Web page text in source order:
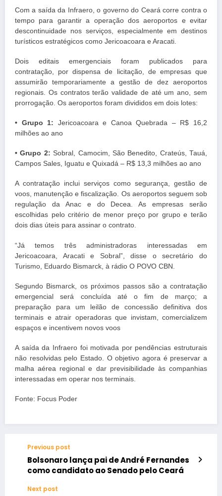
Com a saída da Infraero, o governo do Ceará corre contra o
tempo para garantir a operação dos aeroportos e evitar
descontinuidade nos serviços, especialmente em destinos
turísticos estratégicos como Jericoacoara e Aracati.
Dois editais emergenciais foram publicados para
contratação, por dispensa de licitação, de empresas que
assumirão temporariamente a gestão de dez aeroportos
regionais. Os contratos terão validade de até um ano, sem
prorrogação. Os aeroportos foram divididos em dois lotes:
• Grupo 1: Jericoacoara e Canoa Quebrada – R$ 16,2
milhões ao ano
• Grupo 2: Sobral, Camocim, São Benedito, Crateús, Tauá,
Campos Sales, Iguatu e Quixadá – R$ 13,3 milhões ao ano
A contratação inclui serviços como segurança, gestão de
voos, manutenção e fiscalização. Os aeroportos seguem sob
regulação da Anac e do Decea. As empresas serão
escolhidas pelo critério de menor preço por grupo e terão
dois dias úteis para assinar o contrato.
“Já temos três administradoras interessadas em
Jericoacoara, Aracati e Sobral”, disse o secretário do
Turismo, Eduardo Bismarck, à rádio O POVO CBN.
Segundo Bismarck, os próximos passos são a contratação
emergencial será concluída até o fim de março; a
preparação para um leilão de concessão definitiva dos
terminais e atrair operadoras que invistam, comercializem
espaços e incentivem novos voos
A saída da Infraero foi motivada por pendências estruturais
não resolvidas pelo Estado. O objetivo agora é preservar a
malha aérea regional e dar previsibilidade às companhias
interessadas em operar nos terminais.
Fonte: Focus Poder
Previous post
Bolsonaro lança pai de André Fernandes
como candidato ao Senado pelo Ceará
Next post